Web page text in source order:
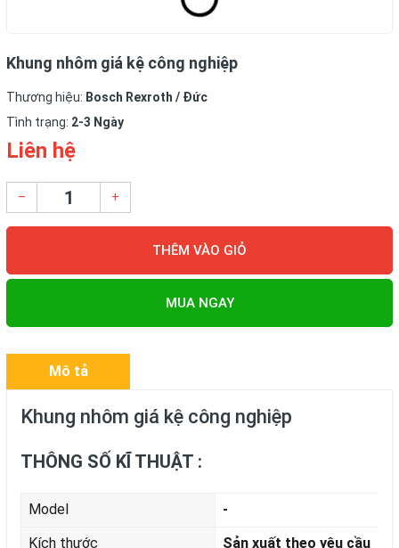
Khung nhôm giá kệ công nghiệp
Thương hiệu: Bosch Rexroth / Đức
Tình trạng: 2-3 Ngày
Liên hệ
– +
THÊM VÀO GIỎ
MUA NGAY
Mô tả
Khung nhôm giá kệ công nghiệp
THÔNG SỐ KĨ THUẬT :
Model
-
Kích thước
Sản xuất theo yêu cầu